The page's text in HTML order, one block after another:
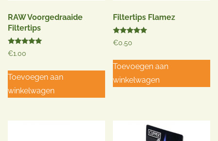
RAW Voorgedraaide
Filtertips
Gewaardeerd
5.00
€1.00
Toevoegen aan
winkelwagen
Filtertips Flamez
Gewaardeerd
5.00
€0.50
Toevoegen aan
winkelwagen